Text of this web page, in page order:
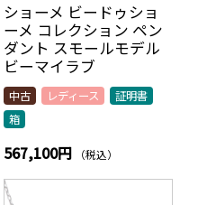
ショーメ ビードゥショ
ーメ コレクション ペン
ダント スモールモデル
ビーマイラブ
中古 レディース
証明書
箱
567,100円 （税込）